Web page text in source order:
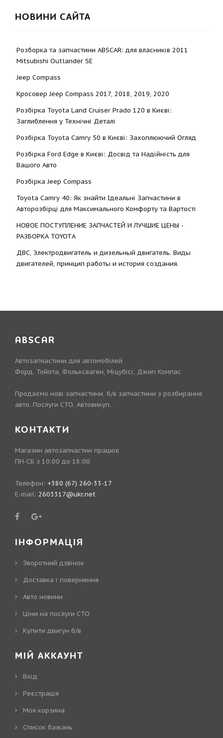
НОВИНИ САЙТА
Розборка та запчастини ABSCAR: для власників 2011
Mitsubishi Outlander SE
Jeep Compass
Кросовер Jeep Compass 2017, 2018, 2019, 2020
Розбірка Toyota Land Cruiser Prado 120 в Києві:
Заглиблення у Технічні Деталі
Розбірка Toyota Camry 50 в Києві: Захоплюючий Огляд
Розбірка Ford Edge в Києві: Досвід та Надійність для
Вашого Авто
Розбірка Jeep Compass
Toyota Camry 40: Як знайти Ідеальні Запчастини в
Авторозбірці для Максимального Комфорту та Вартості
НОВОЕ ПОСТУПЛЕНИЕ ЗАПЧАСТЕЙ И ЛУЧШИЕ ЦЕНЫ -
РАЗБОРКА TOYOTА
ДВС, Электродвигатель и дизельный двигатель. Виды
двигателей, принцип работы и история создания.
ABSCAR
Автозапчастини для автомобілей
Форд, Тойота, Фольксваген, Міцубісі, Джип Компас
Продаємо нові запчастини, б/в запчастини з розбирання
авто. Послуги СТО. Автовикуп.
КОНТАКТИ
Магазин автозапчастин працює
ПН-СБ з 10:00 до 18:00
Телефон: +380 (67) 260-33-17
E-mail: 2603317@ukr.net
ІНФОРМАЦІЯ
Зворотний дзвінок
Доставка і повернення
Авто новини
Ціни на послуги СТО
Купити двигун б/в
МІЙ АККАУНТ
Вхід
Реєстрація
Моя корзина
Cписок бажань